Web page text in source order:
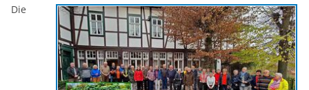
Die